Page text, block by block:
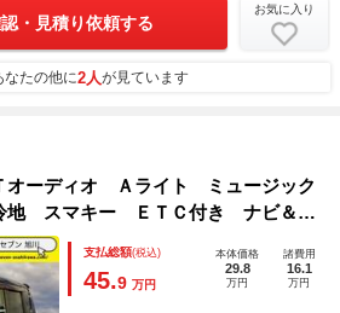
・見積り依頼する
お気に入り
なたの他に2人が見ています
ーディオ Ａライト ミュージック
地 スマキー ＥＴＣ付き ナビ＆Ｔ
ドライブレコーダー ＡＢＳ Ｄ
支払総額(税込)
45.9 万円
本体価格
29.8
万円
諸費用
16.1
万円